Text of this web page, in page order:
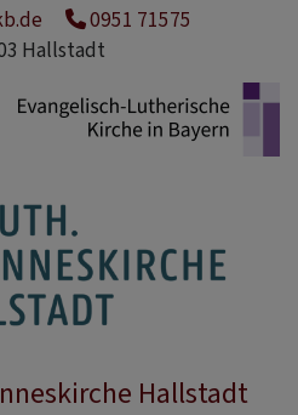
0951 71575
Hallstadt
Hallstadt